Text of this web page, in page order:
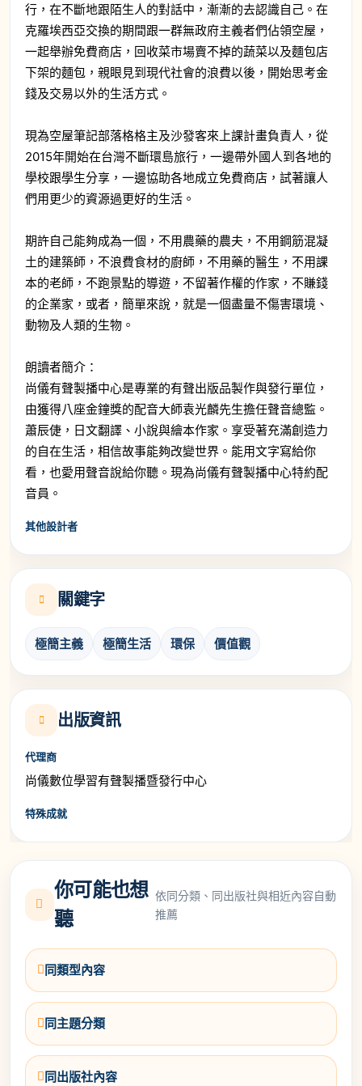
行，在不斷地跟陌生人的對話中，漸漸的去認識自己。在
克羅埃西亞交換的期間跟一群無政府主義者們佔領空屋，
一起舉辦免費商店，回收菜市場賣不掉的蔬菜以及麵包店
下架的麵包，親眼見到現代社會的浪費以後，開始思考金
錢及交易以外的生活方式。
現為空屋筆記部落格格主及沙發客來上課計畫負責人，從
2015年開始在台灣不斷環島旅行，一邊帶外國人到各地的
學校跟學生分享，一邊協助各地成立免費商店，試著讓人
們用更少的資源過更好的生活。
期許自己能夠成為一個，不用農藥的農夫，不用鋼筋混凝
土的建築師，不浪費食材的廚師，不用藥的醫生，不用課
本的老師，不跑景點的導遊，不留著作權的作家，不賺錢
的企業家，或者，簡單來說，就是一個盡量不傷害環境、
動物及人類的生物。
朗讀者簡介：
尚儀有聲製播中心是專業的有聲出版品製作與發行單位，
由獲得八座金鐘獎的配音大師袁光麟先生擔任聲音總監。
蕭辰倢，日文翻譯、小說與繪本作家。享受著充滿創造力
的自在生活，相信故事能夠改變世界。能用文字寫給你
看，也愛用聲音說給你聽。現為尚儀有聲製播中心特約配
音員。
其他設計者
關鍵字
極簡主義 極簡生活 環保 價值觀
出版資訊
代理商
尚儀數位學習有聲製播暨發行中心
特殊成就
你可能也想
聽
依同分類、同出版社與相近內容自動
推薦
同類型內容
同主題分類
同出版社內容